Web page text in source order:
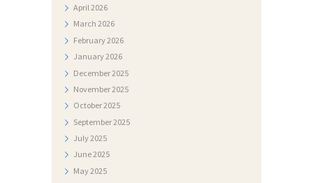
April2026
March 2026
February2026
January2026
December2025
November2025
October2025
September2025
July2025
June2025
May2025